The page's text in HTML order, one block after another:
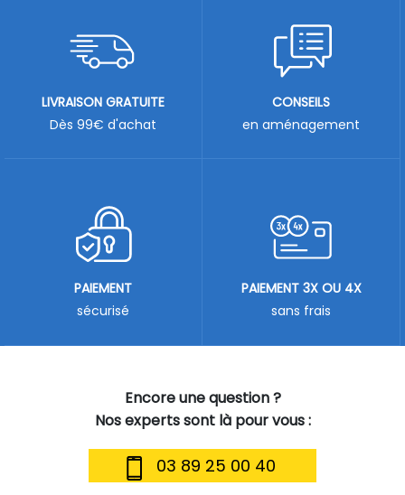
Encore une question ?
Nos experts sont là pour vous :
03 89 25 00 40
LIVRAISON GRATUITE
Dès 99€ d'achat
CONSEILS
en aménagement
PAIEMENT
sécurisé
PAIEMENT 3X OU 4X
sans frais